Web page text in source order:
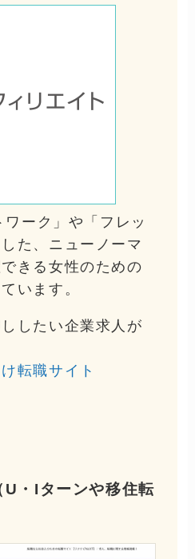
ーク」や「フレッ
た、ニューノーマ
きる女性のための
います。
したい企業求人が
転職サイト
U・Iターンや移住転